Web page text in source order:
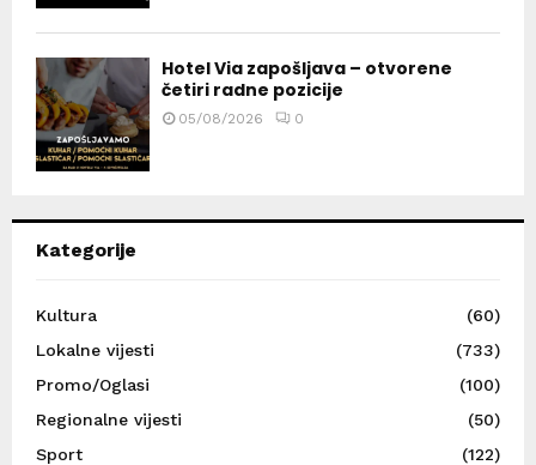
Hotel Via zapošljava – otvorene
četiri radne pozicije
05/08/2026 0
Kategorije
Kultura
(60)
Lokalne vijesti
(733)
Promo/Oglasi
(100)
Regionalne vijesti
(50)
Sport
(122)